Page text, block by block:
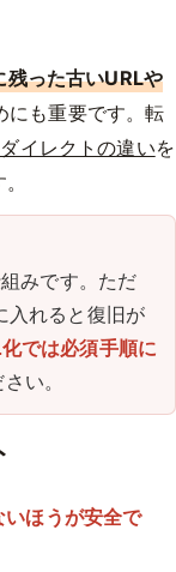
残った古いURLや
にも重要です。転
イレクトの違いを
みです。ただ
入れると復旧が
では必須手順に
い。
ほうが安全で